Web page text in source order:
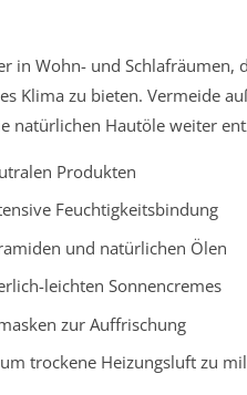
in Wohn- und Schlafräumen,
Klima zu bieten. Vermeide
natürlichen Hautöle weiter
Produkten
Feuchtigkeitsbindung
und natürlichen Ölen
leichten Sonnencremes
zur Auffrischung
trockene Heizungsluft zu